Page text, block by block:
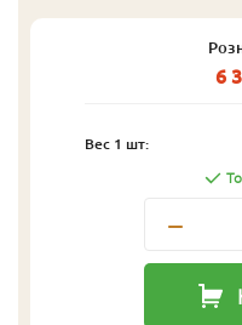
6
Вес 1 шт: